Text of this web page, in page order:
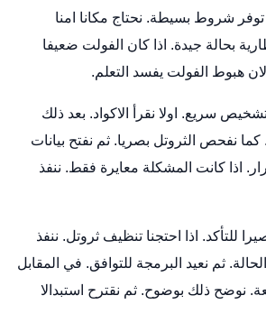
شروط بسيطة. نحتاج مكانا امنا
بحالة جيدة. اذا كان الفولت ضعيفا
هبوط الفولت يفسد التعلم.
سريع. اولا نقرأ الاكواد. بعد ذلك
نفحص الثروتل بصريا. ثم نفتح بيانات
اذا كانت المشكلة معايرة فقط. ننفذ
للتأكد. اذا احتجنا تنظيف ثروتل. ننفذ
ثم نعيد البرمجة للتوافق. في المقابل
نوضح ذلك بوضوح. ثم نقترح استبدالا